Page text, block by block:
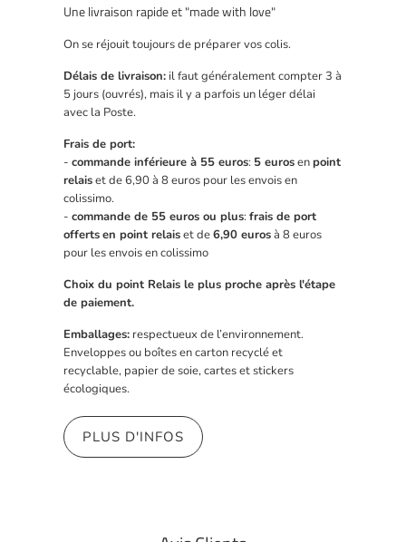
Une livraison rapide et "made with love"
On se réjouit toujours de préparer vos colis.
Délais de livraison: il faut généralement compter 3 à
5 jours (ouvrés), mais il y a parfois un léger délai
avec la Poste.
Frais de port:
-commande inférieure à 55 euros: 5 eurosenpoint
relaiset de 6,90 à 8 euros pour les envois en
colissimo.
-commande de 55 euros ou plus:frais de port
offertsen point relaiset de6,90 eurosà 8 euros
pour les envois en colissimo
Choix du point Relais le plus proche après l'étape
de paiement.
Emballages: respectueux de l’environnement.
Enveloppes ou boîtes en carton recyclé et
recyclable, papier de soie, cartes et stickers
écologiques.
PLUS D'INFOS